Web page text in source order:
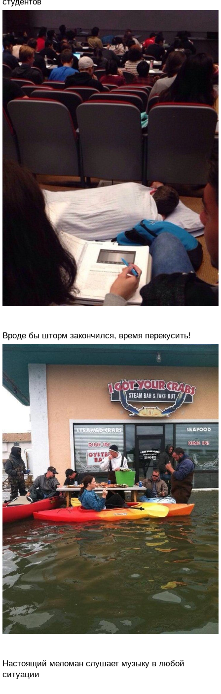
Вроде бы шторм закончился, время перекусить!
Настоящий меломан слушает музыку в любой
ситуации